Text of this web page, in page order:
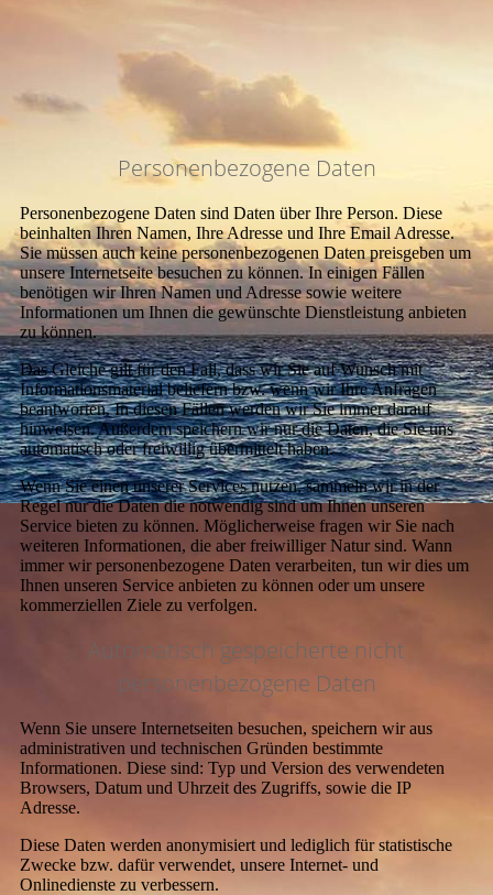
Personenbezogene Daten
Personenbezogene Daten sind Daten über Ihre Person. Diese
beinhalten Ihren Namen, Ihre Adresse und Ihre Email Adresse.
Sie müssen auch keine personenbezogenen Daten preisgeben um
unsere Internetseite besuchen zu können. In einigen Fällen
benötigen wir Ihren Namen und Adresse sowie weitere
Informationen um Ihnen die gewünschte Dienstleistung anbieten
zu können.
Das Gleiche gilt für den Fall, dass wir Sie auf Wunsch mit
Informationsmaterial beliefern bzw. wenn wir Ihre Anfragen
beantworten. In diesen Fällen werden wir Sie immer darauf
hinweisen. Außerdem speichern wir nur die Daten, die Sie uns
automatisch oder freiwillig übermittelt haben.
Wenn Sie einen unserer Services nutzen, sammeln wir in der
Regel nur die Daten die notwendig sind um Ihnen unseren
Service bieten zu können. Möglicherweise fragen wir Sie nach
weiteren Informationen, die aber freiwilliger Natur sind. Wann
immer wir personenbezogene Daten verarbeiten, tun wir dies um
Ihnen unseren Service anbieten zu können oder um unsere
kommerziellen Ziele zu verfolgen.
Automatisch gespeicherte nicht
personenbezogene Daten
Wenn Sie unsere Internetseiten besuchen, speichern wir aus
administrativen und technischen Gründen bestimmte
Informationen. Diese sind: Typ und Version des verwendeten
Browsers, Datum und Uhrzeit des Zugriffs, sowie die IP
Adresse.
Diese Daten werden anonymisiert und lediglich für statistische
Zwecke bzw. dafür verwendet, unsere Internet- und
Onlinedienste zu verbessern.